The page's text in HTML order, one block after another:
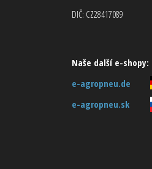
DIČ: CZ28417089
Naše další e-shopy:
e-agropneu.de
e-agropneu.sk